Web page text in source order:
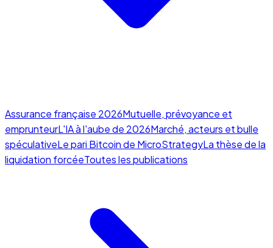
Assurance française 2026Mutuelle, prévoyance et
emprunteurL'IA à l'aube de 2026Marché, acteurs et bulle
spéculativeLe pari Bitcoin de MicroStrategyLa thèse de la
liquidation forcéeToutes les publications